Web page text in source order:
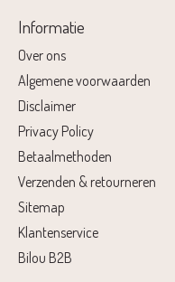
Informatie
Over ons
Algemene voorwaarden
Disclaimer
Privacy Policy
Betaalmethoden
Verzenden & retourneren
Sitemap
Klantenservice
Bilou B2B